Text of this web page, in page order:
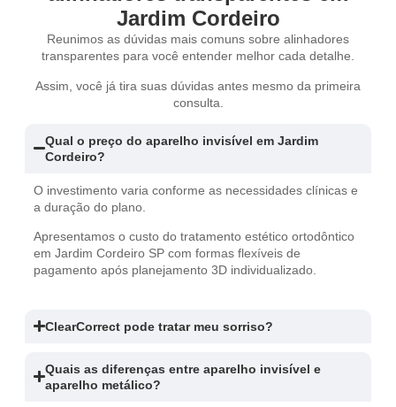
Jardim Cordeiro
Reunimos as dúvidas mais comuns sobre alinhadores
transparentes para você entender melhor cada detalhe.
Assim, você já tira suas dúvidas antes mesmo da primeira
consulta.
Qual o preço do aparelho invisível em Jardim
Cordeiro?
O investimento varia conforme as necessidades clínicas e
a duração do plano.
Apresentamos o custo do tratamento estético ortodôntico
em Jardim Cordeiro SP com formas flexíveis de
pagamento após planejamento 3D individualizado.
ClearCorrect pode tratar meu sorriso?
Quais as diferenças entre aparelho invisível e
aparelho metálico?